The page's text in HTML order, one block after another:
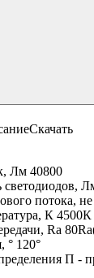
Скачать
Лм 40800
светодиодов,
потока,
К 4500К
Ra
° 120°
П -